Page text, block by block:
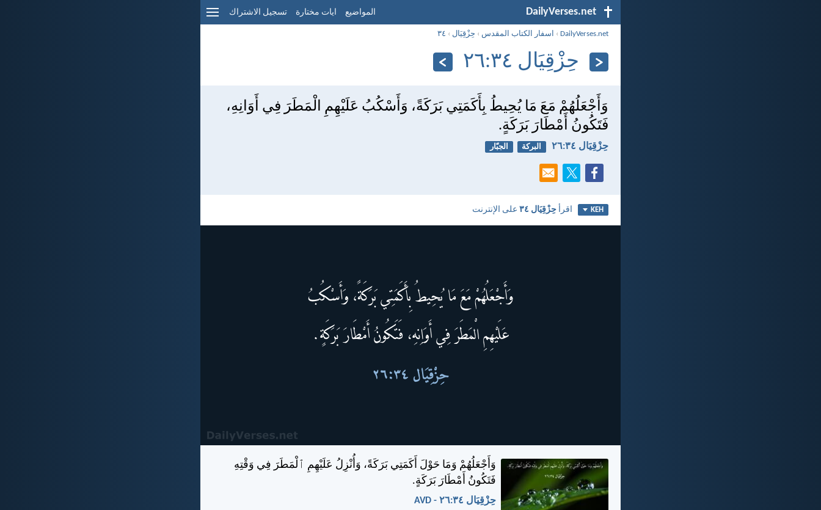
DailyVerses.net المواضيع ايات مختارة تسجيل الاشتراك
DailyVerses.net
› اسفار الكتاب المقدس › حِزْقِيَال › ٣٤
حِزْقِيَال ٣٤:‏٢٦
وَأَجْعَلُهُمْ مَعَ مَا يُحِيطُ بِأَكَمَتِي بَرَكَةً، وَأَسْكُبُ عَلَيْهِمِ الْمَطَرَ فِي أَوَانِهِ،
فَتَكُونُ أَمْطَارَ بَرَكَةٍ.
حِزْقِيَال ٣٤:‏٢٦ البركة الجبّار
KEH اقرأحِزْقِيَال ٣٤ على الإنترنت
وَأَجْعَلُهُمْ وَمَا حَوْلَ أَكَمَتِي بَرَكَةً، وَأُنْزِلُ عَلَيْهِمِ ٱلْمَطَرَ فِي وَقْتِهِ
فَتَكُونُ أَمْطَارَ بَرَكَةٍ.
حِزْقِيَال ٣٤:‏٢٦ - AVD